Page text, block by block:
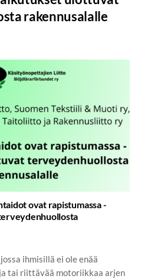
rakennusalalle
ovat rapistumassa -
ihmisillä ei ole enää
tai riittävää motoriikkaa arjen